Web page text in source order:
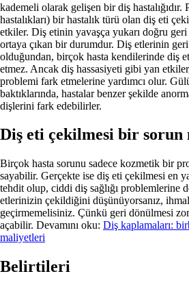
kademeli olarak gelişen bir diş hastalığıdır.
hastalıkları) bir hastalık türü olan diş eti
etkiler. Diş etinin yavaşça yukarı doğru geri
ortaya çıkan bir durumdur. Diş etlerinin
olduğundan, birçok hasta kendilerinde diş
etmez. Ancak diş hassasiyeti gibi yan
problemi fark etmelerine yardımcı olur.
baktıklarında, hastalar benzer şekilde
dişlerini fark edebilirler.
Diş eti çekilmesi bir sorun
Birçok hasta sorunu sadece kozmetik bir
sayabilir. Gerçekte ise diş eti çekilmesi en
tehdit olup, ciddi diş sağlığı problemlerine
etlerinizin çekildiğini düşünüyorsanız,
geçirmemelisiniz. Çünkü geri dönülmesi
açabilir. Devamını oku: Diş kaplamaları:
maliyetleri
Belirtileri